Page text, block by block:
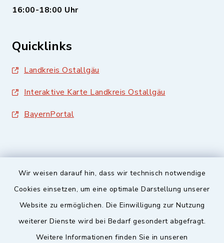
Wir weisen darauf hin, dass wir technisch notwendige
Cookies einsetzen, um eine optimale Darstellung unserer
Website zu ermöglichen. Die Einwilligung zur Nutzung
weiterer Dienste wird bei Bedarf gesondert abgefragt.
Weitere Informationen finden Sie in unseren
16:00-18:00 Uhr
Quicklinks
Landkreis Ostallgäu
Interaktive Karte Landkreis Ostallgäu
BayernPortal
Sicherer Kontakt
Datenschutz